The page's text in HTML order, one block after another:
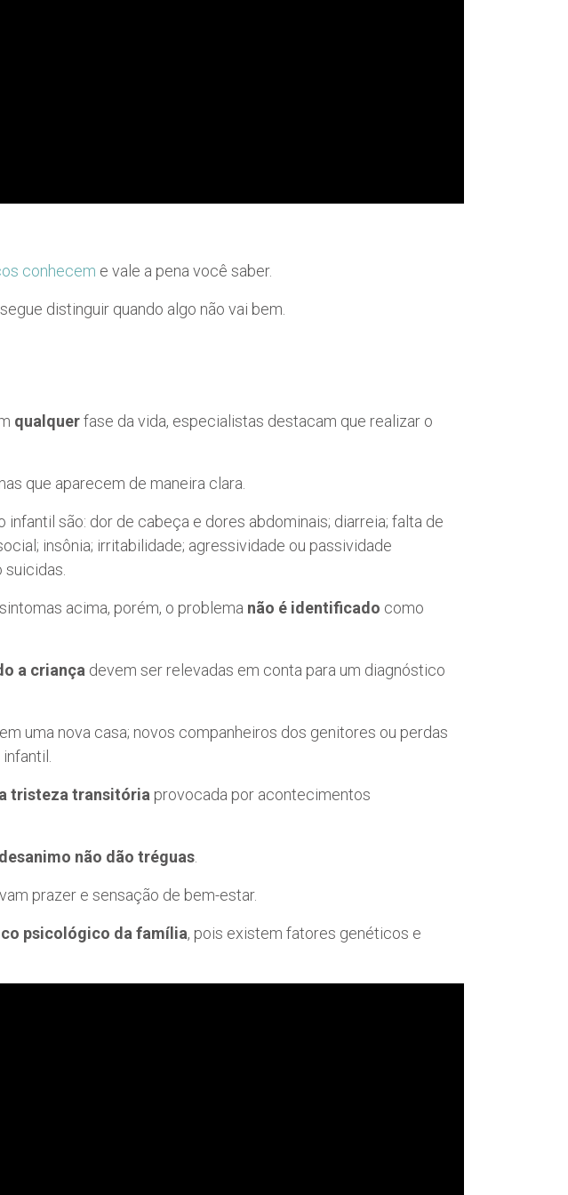
conhecem e vale a pena você saber.
distinguir quando algo não vai bem.
qualquerfase da vida, especialistas destacam que realizar o
que aparecem de maneira clara.
são: dor de cabeça e dores abdominais; diarreia; falta de
insônia; irritabilidade; agressividade ou passividade
suicidas.
acima, porém, o problema não é identificado como
a criança devem ser relevadas em conta para um diagnóstico
uma nova casa; novos companheiros dos genitores ou perdas
tristeza transitória provocada por acontecimentos
não dão tréguas.
prazer e sensação de bem-estar.
psicológico da família, pois existem fatores genéticos e